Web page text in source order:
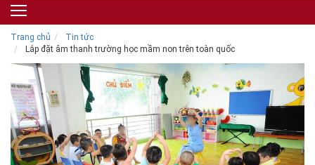
Trang chủ
Tin tức
Lắp đặt âm thanh trường học mầm non trên toàn quốc